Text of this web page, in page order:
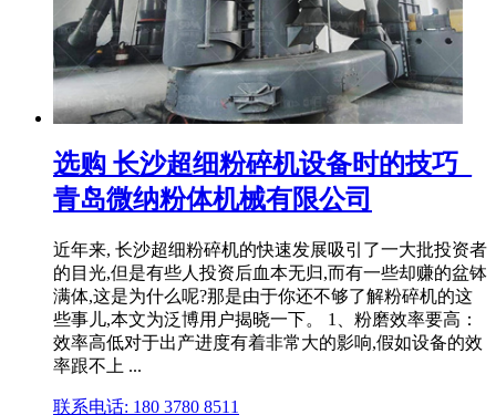
选购 长沙超细粉碎机设备时的技巧_
青岛微纳粉体机械有限公司
近年来, 长沙超细粉碎机的快速发展吸引了一大批投资者
的目光,但是有些人投资后血本无归,而有一些却赚的盆钵
满体,这是为什么呢?那是由于你还不够了解粉碎机的这
些事儿,本文为泛博用户揭晓一下。 1、粉磨效率要高：
效率高低对于出产进度有着非常大的影响,假如设备的效
率跟不上 ...
联系电话: 180 3780 8511